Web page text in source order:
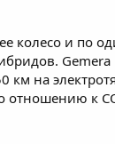
колесо и по
Gemera
км на
отношению к